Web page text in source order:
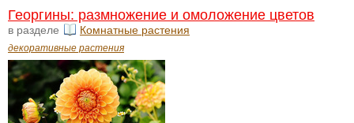
Георгины: размножение и омоложение цветов
в разделе Комнатные растения
декоративные растения